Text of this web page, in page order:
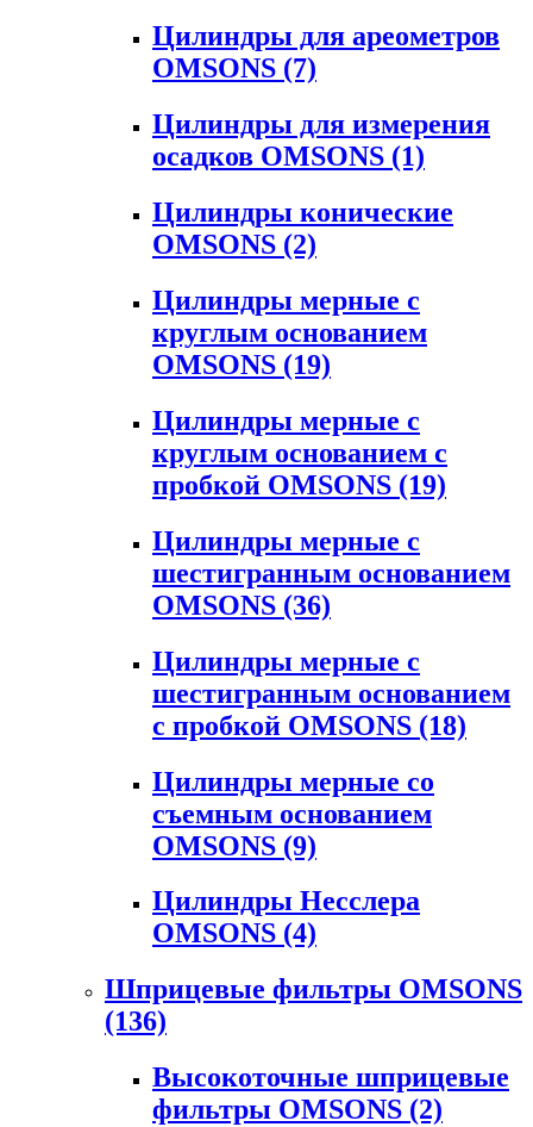
Цилиндры для ареометров
OMSONS (7)
Цилиндры для измерения
осадков OMSONS (1)
Цилиндры конические
OMSONS (2)
Цилиндры мерные с
круглым основанием
OMSONS (19)
Цилиндры мерные с
круглым основанием с
пробкой OMSONS (19)
Цилиндры мерные с
шестигранным основанием
OMSONS (36)
Цилиндры мерные с
шестигранным основанием
с пробкой OMSONS (18)
Цилиндры мерные со
съемным основанием
OMSONS (9)
Цилиндры Несслера
OMSONS (4)
Шприцевые фильтры OMSONS
(136)
Высокоточные шприцевые
фильтры OMSONS (2)